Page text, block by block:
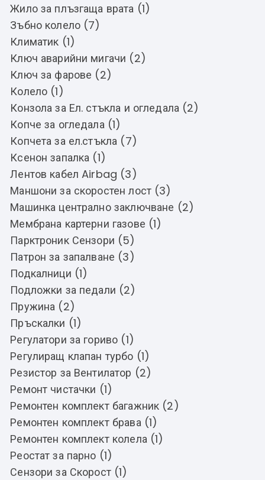
Жило за плъзгаща врата (1)
Зъбно колело (7)
Климатик (1)
Ключ аварийни мигачи (2)
Ключ за фарове (2)
Колело (1)
Конзола за Ел. стъкла и огледала (2)
Копче за огледала (1)
Копчета за ел.стъкла (7)
Ксенон запалка (1)
Лентов кабел Airbag (3)
Маншони за скоростен лост (3)
Машинка централно заключване (2)
Мембрана картерни газове (1)
Парктроник Сензори (5)
Патрон за запалване (3)
Подкалници (1)
Подложки за педали (2)
Пружина (2)
Пръскалки (1)
Регулатори за гориво (1)
Регулиращ клапан турбо (1)
Резистор за Вентилатор (2)
Ремонт чистачки (1)
Ремонтен комплект багажник (2)
Ремонтен комплект брава (1)
Ремонтен комплект колела (1)
Реостат за парно (1)
Сензори за Скорост (1)